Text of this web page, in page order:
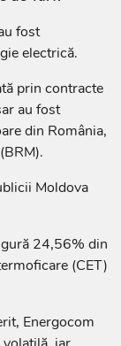
fost
electrică.
prin contracte
au fost
din România,
Moldova
24,56% din
(CET)
Energocom